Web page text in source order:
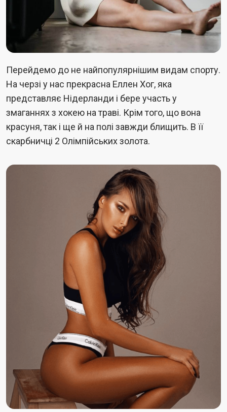
Перейдемо до не найпопулярнішим видам спорту.
На черзі у нас прекрасна Еллен Хог, яка
представляє Нідерланди і бере участь у
змаганнях з хокею на траві. Крім того, що вона
красуня, так і ще й на полі завжди блищить. В її
скарбничці 2 Олімпійських золота.